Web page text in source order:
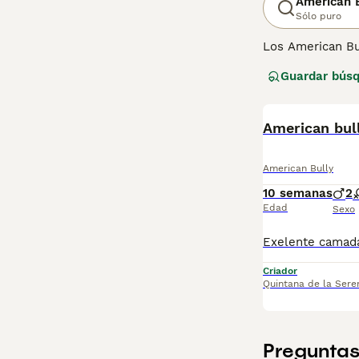
Sólo puro
Los American
'construcción'
de perro.
Guardar
American
American Bully
10 semanas
Edad
2
Sexo
Criador
Quintana de la